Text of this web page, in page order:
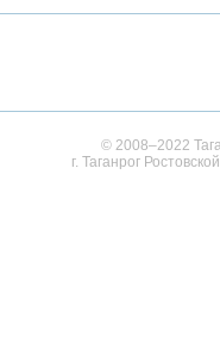
© 2008–2022
г. Таганрог